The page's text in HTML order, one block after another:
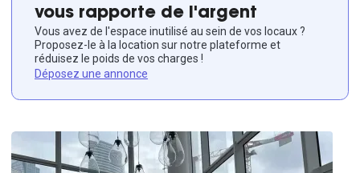
vous rapporte de l'argent
Vous avez de l'espace inutilisé au sein de vos locaux ?
Proposez-le à la location sur notre plateforme et
réduisez le poids de vos charges !
Déposez une annonce